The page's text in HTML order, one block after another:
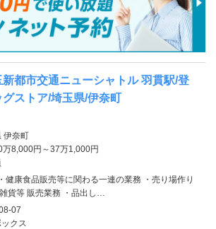
都市交通ニューシャトル 羽貫駅/登
ストア/埼玉県/伊奈町
伊奈町
万8,000円～37万1,000円
健康食品販売等に関わる一連の業務 ・売り場作り
貨等 販売業務 ・品出し…
07
クス